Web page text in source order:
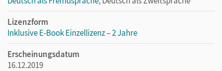
Lizenzform
Inklusive E-Book Einzellizenz – 2 Jahre
Erscheinungsdatum
16.12.2019